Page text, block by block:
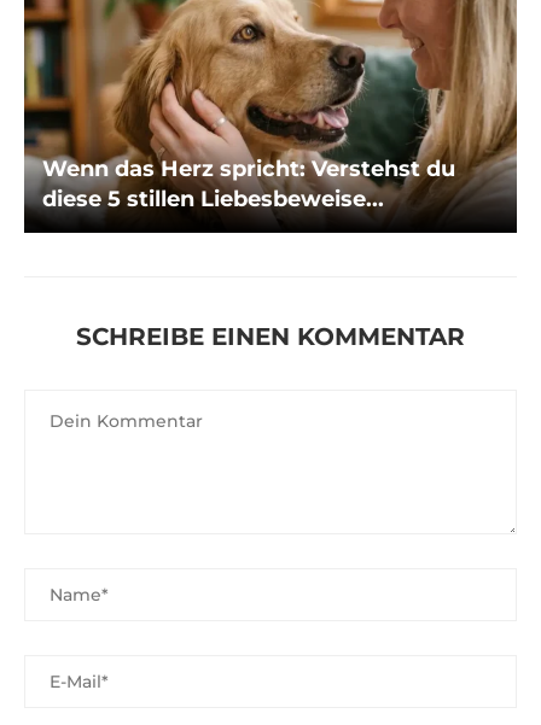
Wenn das Herz spricht: Verstehst du
diese 5 stillen Liebesbeweise...
SCHREIBE EINEN KOMMENTAR